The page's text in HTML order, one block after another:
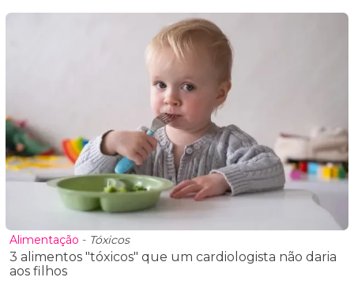
Alimentação - Tóxicos
3 alimentos "tóxicos" que um cardiologista não daria
aos filhos